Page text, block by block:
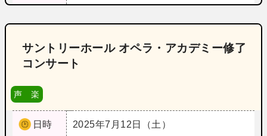
サントリーホール オペラ・アカデミー修了
コンサート
声 楽
日時
2025年7月12日（土）